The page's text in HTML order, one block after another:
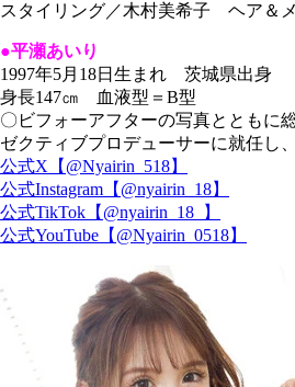
スタイリング／木村美希子 ヘア＆
●平瀬あいり
1997年5月18日生まれ 茨城県出身
身長147㎝ 血液型＝B型
〇ビフォーアフターの写真とともに
ゼクティブプロデューサーに就任し
公式X【@Nyairin_518】
公式Instagram【@nyairin_18】
公式TikTok【@nyairin_18_】
公式YouTube【@Nyairin_0518】